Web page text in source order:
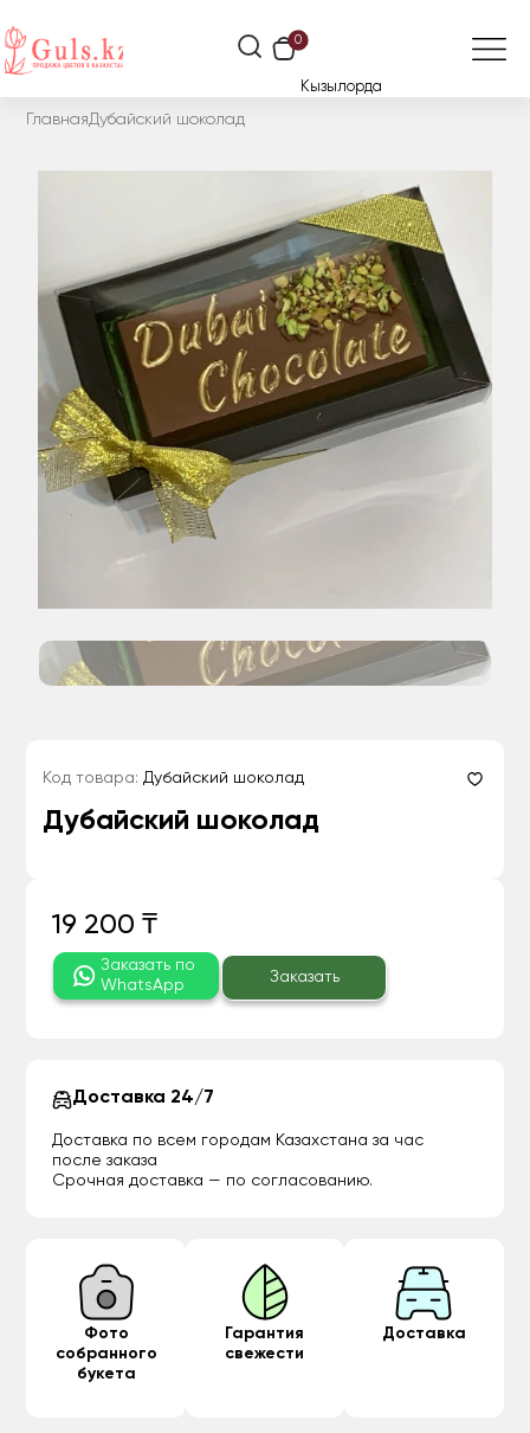
0
Кызылорда
ГлавнаяДубайский шоколад
Код товара: Дубайский шоколад
Дубайский шоколад
19 200 ₸
Заказать по
WhatsApp
Заказать
Доставка 24/7
Доставка по всем городам Казахстана за час
после заказа
Срочная доставка — по согласованию.
Фото
собранного
букета
Гарантия
свежести
Доставка